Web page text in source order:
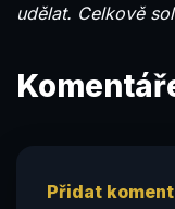
udělat. Celkově
Přidat